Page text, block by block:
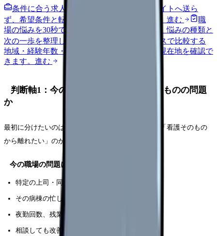
条件に合う求人通知を受け取る
外部転職サイトへ送ら
ず、希望条件と転職時期を自社で預かります。 進む
職
場の悩みを30秒で診断
辞めるべきか迷う前に、悩みの種類と
次の一歩を整理します。
給料コンパスで比較する
地域・経験年数・施設形態から、今の給料の現在地を確認で
きます。 進む
判断軸1：今の職場の問題か、看護そのものの問題
か
最初に分けたいのは、「今の職場がつらい」のか、「看護そのもの
から離れたい」のかです。
今の職場の問題に近いサイン
特定の上司・同僚との関係がつらい
その病棟の忙しさや人員配置が限界
夜勤回数、残業、委員会、記録負担が重い
相談しても改善されない